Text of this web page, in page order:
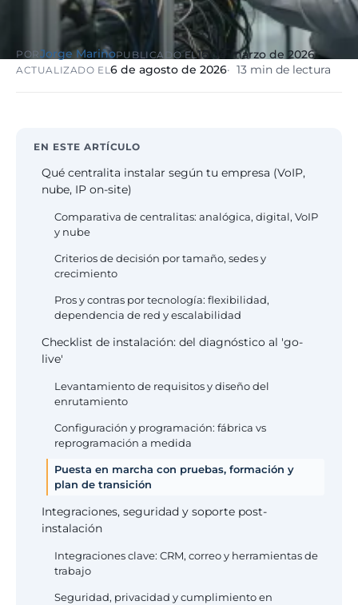
Evolución
Digital
Automatización,
eólico
Sanidad y
clínicas
hospitales
obligatorio
validados
PORJorge MariñoPUBLICADO EL16 de marzo de 2026
ACTUALIZADO EL6 de agosto de 2026 13 min de lectura
EN ESTE ARTÍCULO
Qué centralita instalar según tu empresa (VoIP,
nube, IP on-site)
Comparativa de centralitas: analógica, digital, VoIP
y nube
Criterios de decisión por tamaño, sedes y
crecimiento
Pros y contras por tecnología: flexibilidad,
dependencia de red y escalabilidad
Checklist de instalación: del diagnóstico al 'go-
live'
Levantamiento de requisitos y diseño del
enrutamiento
Configuración y programación: fábrica vs
reprogramación a medida
Puesta en marcha con pruebas, formación y
plan de transición
Integraciones, seguridad y soporte post-
instalación
Integraciones clave: CRM, correo y herramientas de
trabajo
Seguridad, privacidad y cumplimiento en